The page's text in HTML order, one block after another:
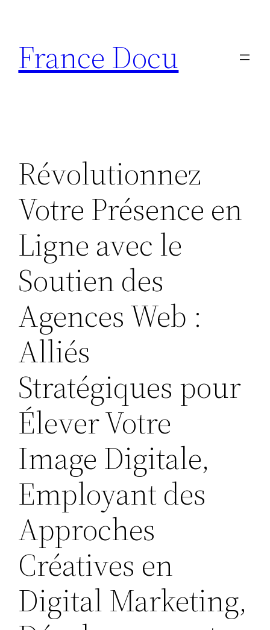
contenu
France Docu
Révolutionnez
Votre Présence en
Ligne avec le
Soutien des
Agences Web :
Alliés
Stratégiques pour
Élever Votre
Image Digitale,
Employant des
Approches
Créatives en
Digital Marketing,